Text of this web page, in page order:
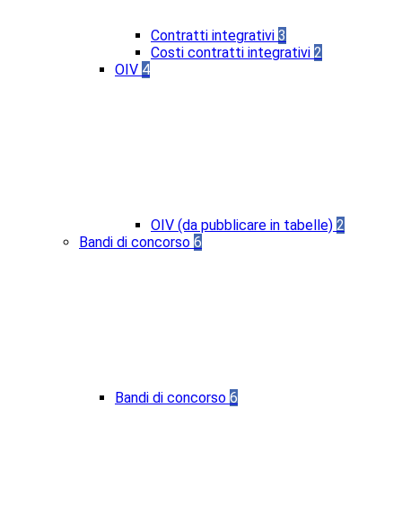
Contratti integrativi 3
Costi contratti integrativi 2
OIV 4
OIV (da pubblicare in tabelle) 2
Bandi di concorso 6
Bandi di concorso 6